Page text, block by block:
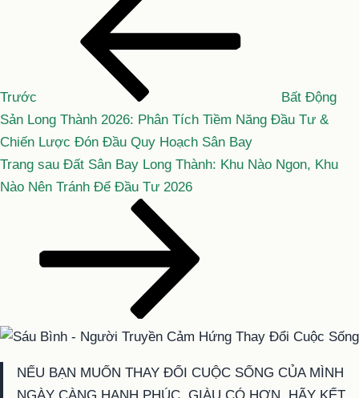
viết
Trước
Bất Động
Sản Long Thành 2026: Phân Tích Tiềm Năng Đầu Tư &
Chiến Lược Đón Đầu Quy Hoạch Sân Bay
Bài
tiếp
Trang sau Đất Sân Bay Long Thành: Khu Nào Ngon, Khu
Nào Nên Tránh Để Đầu Tư 2026
NẾU BẠN MUỐN THAY ĐỔI CUỘC SỐNG CỦA MÌNH